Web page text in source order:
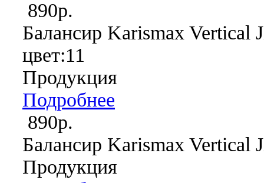
890р.
Балансир Karismax Vertical
цвет:11
Продукция
Подробнее
890р.
Балансир Karismax Vertical
Продукция